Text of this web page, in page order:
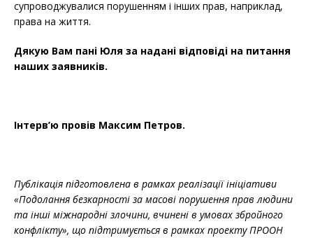
супроводжувалися порушенням і інших прав, наприклад,
права на життя.
Дякую Вам пані Юля за надані відповіді на питання
наших заявників.
Інтерв’ю провів Максим Петров.
Публікація підготовлена в рамках реалізації ініціативи
«Подолання безкарності за масові порушення прав людини
та інші міжнародні злочини, вчинені в умовах збройного
конфлікту», що підтримується в рамках проекту ПРООН